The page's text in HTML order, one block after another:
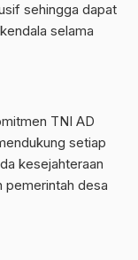
sehingga dapat
selama
TNI AD
setiap
kesejahteraan
pemerintah desa